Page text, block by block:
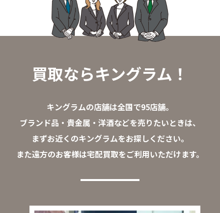
買取ならキングラム！
キングラムの店舗は全国で95店舗。
ブランド品・貴金属・洋酒などを売りたいときは、
まずお近くのキングラムをお探しください。
また遠方のお客様は宅配買取をご利用いただけます。